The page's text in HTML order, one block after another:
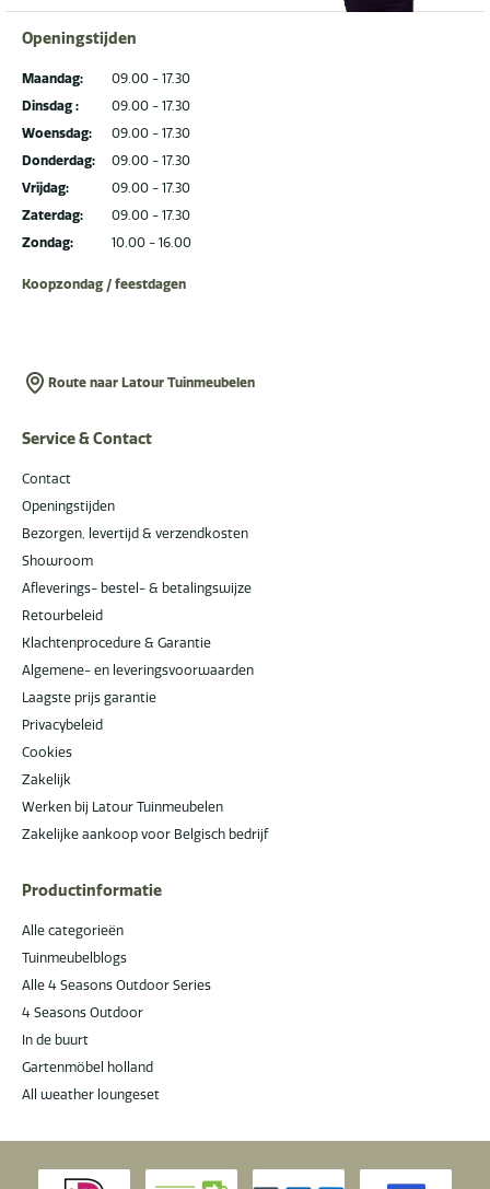
Openingstijden
Maandag:
Dinsdag :
Woensdag:
Donderdag:
Vrijdag:
Zaterdag:
Zondag:
09.00 - 17.30
09.00 - 17.30
09.00 - 17.30
09.00 - 17.30
09.00 - 17.30
09.00 - 17.30
10.00 - 16.00
Koopzondag / feestdagen
Route naar Latour Tuinmeubelen
Service & Contact
Contact
Openingstijden
Bezorgen, levertijd & verzendkosten
Showroom
Afleverings- bestel- & betalingswijze
Retourbeleid
Klachtenprocedure & Garantie
Algemene- en leveringsvoorwaarden
Laagste prijs garantie
Privacybeleid
Cookies
Zakelijk
Werken bij Latour Tuinmeubelen
Zakelijke aankoop voor Belgisch bedrijf
Productinformatie
Alle categorieën
Tuinmeubelblogs
Alle 4 Seasons Outdoor Series
4 Seasons Outdoor
In de buurt
Gartenmöbel holland
All weather loungeset